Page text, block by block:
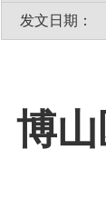
发文日期：
博